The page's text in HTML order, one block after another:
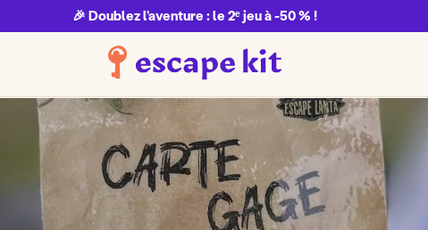
🎉 Doublez l’aventure : le 2ᵉ jeu à -50 % !